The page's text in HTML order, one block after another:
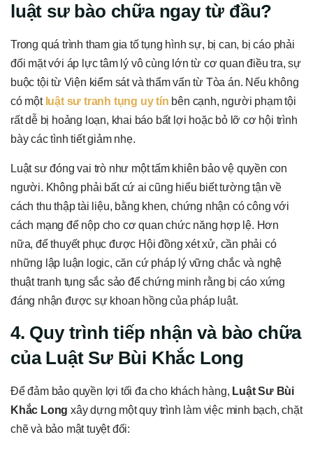
luật sư bào chữa ngay từ đầu?
Trong quá trình tham gia tố tụng hình sự, bị can, bị cáo phải
đối mặt với áp lực tâm lý vô cùng lớn từ cơ quan điều tra, sự
buộc tội từ Viện kiểm sát và thẩm vấn từ Tòa án. Nếu không
có một luật sư tranh tụng uy tín bên cạnh, người phạm tội
rất dễ bị hoảng loạn, khai báo bất lợi hoặc bỏ lỡ cơ hội trình
bày các tình tiết giảm nhẹ.
Luật sư đóng vai trò như một tấm khiên bảo vệ quyền con
người. Không phải bất cứ ai cũng hiểu biết tường tận về
cách thu thập tài liệu, bằng khen, chứng nhận có công với
cách mạng để nộp cho cơ quan chức năng hợp lệ. Hơn
nữa, để thuyết phục được Hội đồng xét xử, cần phải có
những lập luận logic, căn cứ pháp lý vững chắc và nghệ
thuật tranh tụng sắc sảo để chứng minh rằng bị cáo xứng
đáng nhận được sự khoan hồng của pháp luật.
4. Quy trình tiếp nhận và bào chữa
của Luật Sư Bùi Khắc Long
Để đảm bảo quyền lợi tối đa cho khách hàng, Luật Sư Bùi
Khắc Long xây dựng một quy trình làm việc minh bạch, chặt
chẽ và bảo mật tuyệt đối: